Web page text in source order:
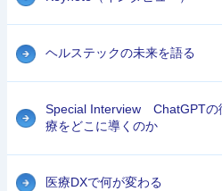
ヘルステックの未来を語る
Special Interview ChatGPT
療をどこに導くのか
医療DXで何が変わる